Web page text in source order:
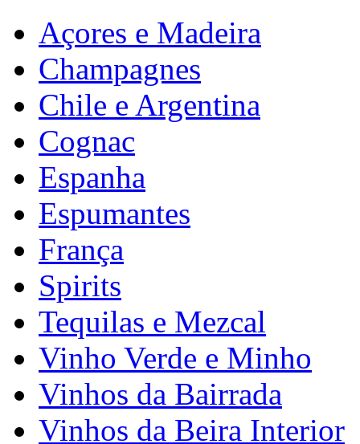
Açores e Madeira
Champagnes
Chile e Argentina
Cognac
Espanha
Espumantes
França
Spirits
Tequilas e Mezcal
Vinho Verde e Minho
Vinhos da Bairrada
Vinhos da Beira Interior